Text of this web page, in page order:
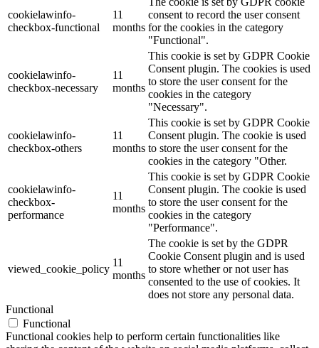
cookielawinfo-
checkbox-functional
11
months
consent to record the user consent
for the cookies in the category
"Functional".
cookielawinfo-
checkbox-necessary
11
months
This cookie is set by GDPR Cookie
Consent plugin. The cookies is used
to store the user consent for the
cookies in the category
"Necessary".
cookielawinfo-
checkbox-others
11
months
This cookie is set by GDPR Cookie
Consent plugin. The cookie is used
to store the user consent for the
cookies in the category "Other.
cookielawinfo-
checkbox-
performance
11
months
This cookie is set by GDPR Cookie
Consent plugin. The cookie is used
to store the user consent for the
cookies in the category
"Performance".
viewed_cookie_policy
11
months
The cookie is set by the GDPR
Cookie Consent plugin and is used
to store whether or not user has
consented to the use of cookies. It
does not store any personal data.
Functional
Functional
Functional cookies help to perform certain functionalities like